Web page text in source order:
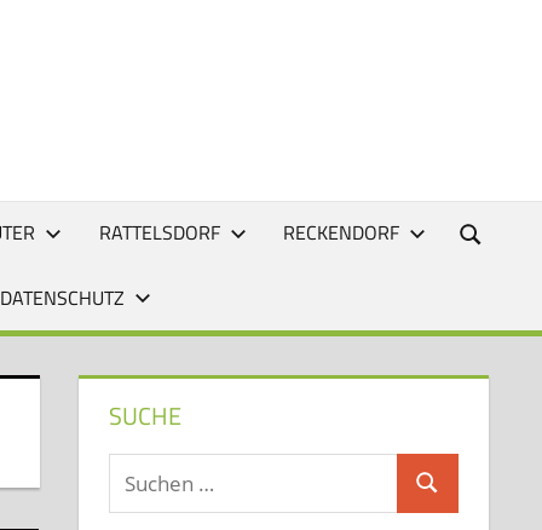
RATTELSDORF RECKENDORF
SUCHE
Suchen
nach:
Suchen